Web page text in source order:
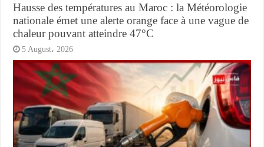
Hausse des températures au Maroc : la Météorologie
nationale émet une alerte orange face à une vague de
chaleur pouvant atteindre 47°C
5 August، 2026